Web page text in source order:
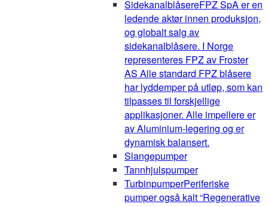
SidekanalblåsereFPZ SpA er en
ledende aktør innen produksjon,
og globalt salg av
sidekanalblåsere. I Norge
representeres FPZ av Froster
AS Alle standard FPZ blåsere
har lyddemper på utløp, som kan
tilpasses til forskjellige
applikasjoner. Alle impellere er
av Aluminium-legering og er
dynamisk balansert.
Slangepumper
Tannhjulspumper
TurbinpumperPeriferiske
pumper også kalt “Regenerative